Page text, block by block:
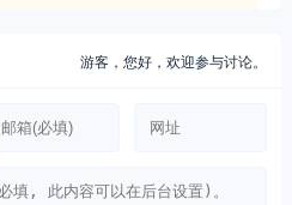
游客，您好，欢迎参与讨论。